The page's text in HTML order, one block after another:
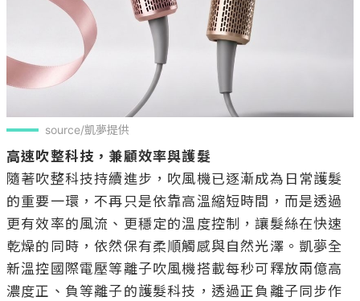
source/凱夢提供
高速吹整科技，兼顧效率與護髮
隨著吹整科技持續進步，吹風機已逐漸成為日常護髮
的重要一環，不再只是依靠高溫縮短時間，而是透過
更有效率的風流、更穩定的溫度控制，讓髮絲在快速
乾燥的同時，依然保有柔順觸感與自然光澤。凱夢全
新溫控國際電壓等離子吹風機搭載每秒可釋放兩億高
濃度正、負等離子的護髮科技，透過正負離子同步作